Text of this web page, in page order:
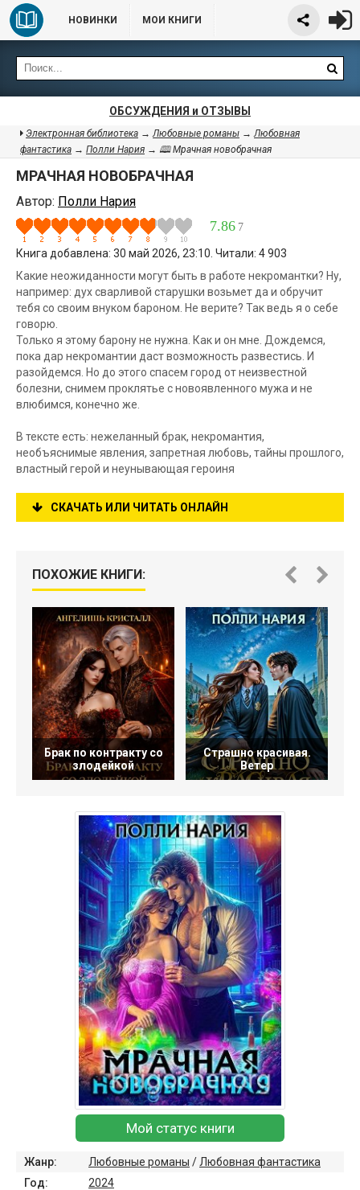
НОВИНКИ МОИ КНИГИ
ОБСУЖДЕНИЯ и ОТЗЫВЫ
Электронная библиотека →Любовные романы →Любовная
фантастика → Полли Нария → 🕮 Мрачная новобрачная
МРАЧНАЯ НОВОБРАЧНАЯ
Автор: Полли Нария
7.86 7
Книга добавлена: 30 май 2026, 23:10. Читали: 4 903
Какие неожиданности могут быть в работе некромантки? Ну,
например: дух сварливой старушки возьмет да и обручит
тебя со своим внуком бароном. Не верите? Так ведь я о себе
говорю.
Только я этому барону не нужна. Как и он мне. Дождемся,
пока дар некромантии даст возможность развестись. И
разойдемся. Но до этого спасем город от неизвестной
болезни, снимем проклятье с новоявленного мужа и не
влюбимся, конечно же.
В тексте есть: нежеланный брак, некромантия,
необъяснимые явления, запретная любовь, тайны прошлого,
властный герой и неунывающая героиня
СКАЧАТЬ ИЛИ ЧИТАТЬ ОНЛАЙН
ПОХОЖИЕ КНИГИ:
Брак по контракту со
злодейкой
Страшно красивая.
Ветер
Мой статус книги
Жанр: Любовные романы / Любовная фантастика
Год:
2024